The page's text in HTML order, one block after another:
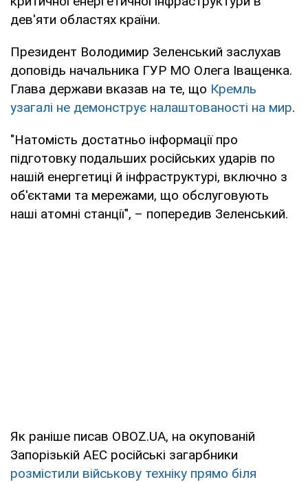
дев'яти областях країни.
Президент Володимир Зеленський заслухав
доповідь начальника ГУР МО Олега Іващенка.
Глава держави вказав на те, що Кремль
узагалі не демонструє налаштованості на мир.
"Натомість достатньо інформації про
підготовку подальших російських ударів по
нашій енергетиці й інфраструктурі, включно з
об'єктами та мережами, що обслуговують
наші атомні станції", – попередив Зеленський.
Як раніше писав OBOZ.UA, на окупованій
Запорізькій АЕС російські загарбники
розмістили військову техніку прямо біля